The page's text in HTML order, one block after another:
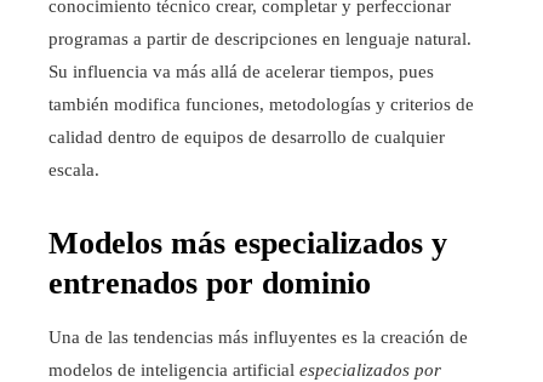
conocimiento técnico crear, completar y perfeccionar
programas a partir de descripciones en lenguaje natural.
Su influencia va más allá de acelerar tiempos, pues
también modifica funciones, metodologías y criterios de
calidad dentro de equipos de desarrollo de cualquier
escala.
Modelos más especializados y
entrenados por dominio
Una de las tendencias más influyentes es la creación de
modelos de inteligencia artificial especializados por